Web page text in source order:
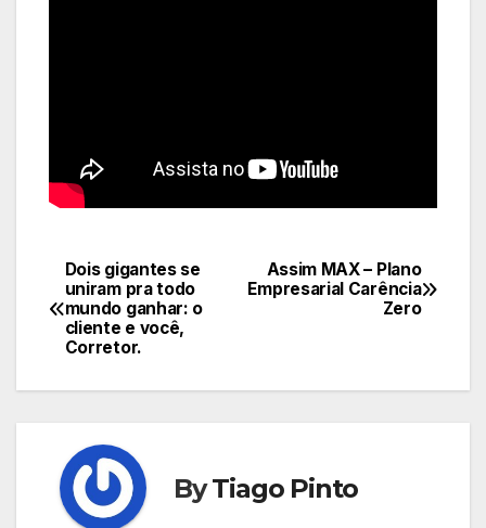
Navegação
de
Assim MAX – Plano
Empresarial Carência
Zero
Dois gigantes se
uniram pra todo
mundo ganhar: o
cliente e você,
Corretor.
ByTiago Pinto